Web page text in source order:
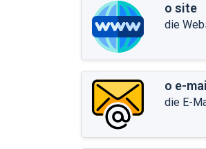
o site
die
o e-mail
die E-